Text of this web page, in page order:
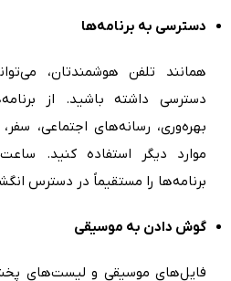
دسترسی به برنامه‌ها
همانند تلفن هوشمندتان،
دسترسی داشته باشید. از
بهره‌وری، رسانه‌های اجتماعی،
موارد دیگر استفاده کنید.
برنامه‌ها را مستقیماً در دسترس
گوش دادن به موسیقی
فایل‌های موسیقی و لیست‌های